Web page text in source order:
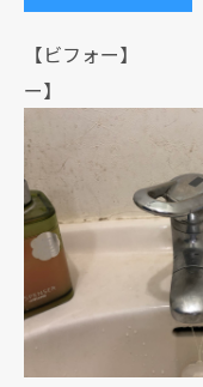
【ビフ
ー】